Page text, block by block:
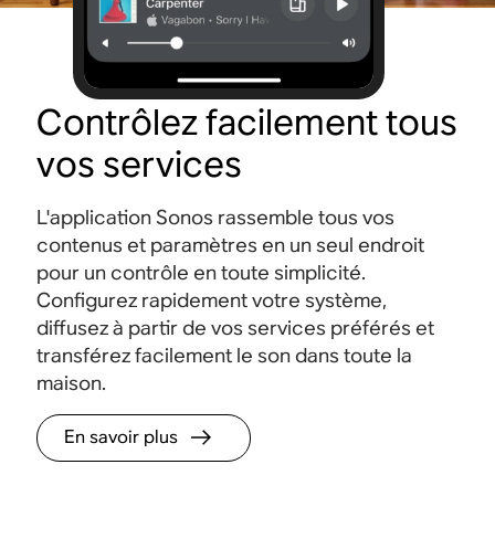
Contrôlez facilement tous
vos services
L'application Sonos rassemble tous vos
contenus et paramètres en un seul endroit
pour un contrôle en toute simplicité.
Configurez rapidement votre système,
diffusez à partir de vos services préférés et
transférez facilement le son dans toute la
maison.
En savoir plus